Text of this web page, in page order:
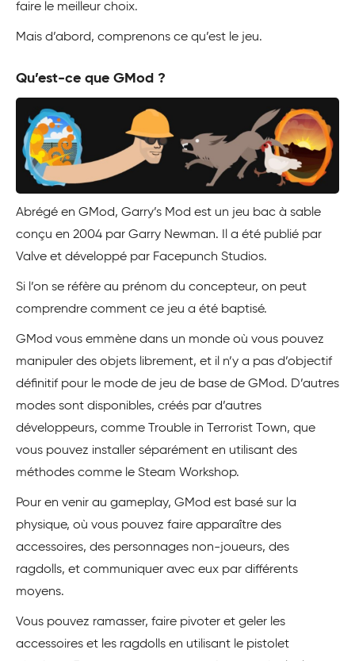
faire le meilleur choix.
Mais d’abord, comprenons ce qu’est le jeu.
Qu’est-ce que GMod ?
Abrégé en GMod, Garry’s Mod est un jeu bac à sable
conçu en 2004 par Garry Newman. Il a été publié par
Valve et développé par Facepunch Studios.
Si l’on se réfère au prénom du concepteur, on peut
comprendre comment ce jeu a été baptisé.
GMod vous emmène dans un monde où vous pouvez
manipuler des objets librement, et il n’y a pas d’objectif
définitif pour le mode de jeu de base de GMod. D’autres
modes sont disponibles, créés par d’autres
développeurs, comme Trouble in Terrorist Town, que
vous pouvez installer séparément en utilisant des
méthodes comme le Steam Workshop.
Pour en venir au gameplay, GMod est basé sur la
physique, où vous pouvez faire apparaître des
accessoires, des personnages non-joueurs, des
ragdolls, et communiquer avec eux par différents
moyens.
Vous pouvez ramasser, faire pivoter et geler les
accessoires et les ragdolls en utilisant le pistolet